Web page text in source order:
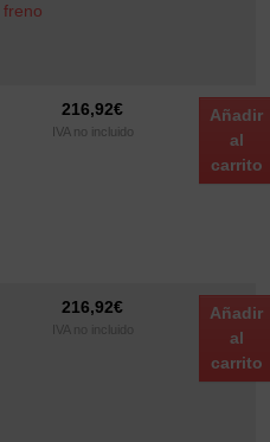
freno
216,92€
IVA no incluido
Añadir
al
carrito
216,92€
IVA no incluido
Añadir
al
carrito